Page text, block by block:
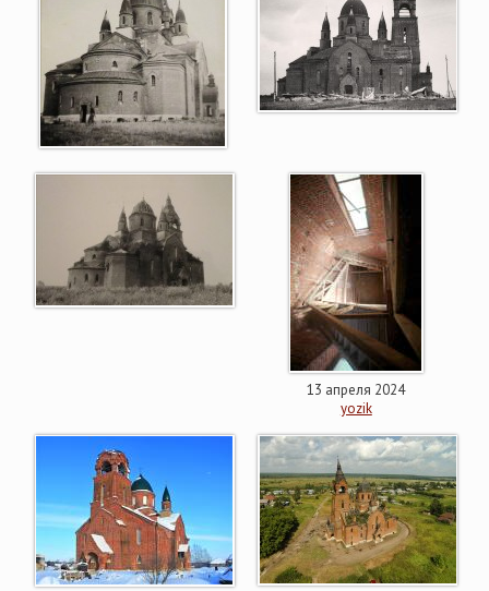
13 апреля 2024
yozik